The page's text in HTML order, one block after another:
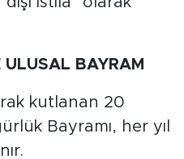
BAYRAM
kutlanan 20
Bayramı, her yıl